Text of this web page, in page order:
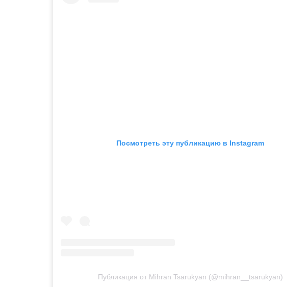
Посмотреть эту публикацию в Instagram
Публикация от Mihran Tsarukyan (@mihran__tsarukyan)